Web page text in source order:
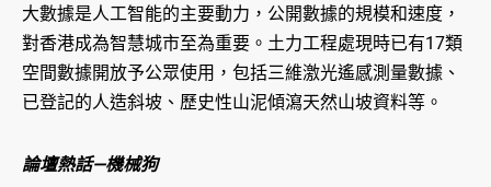
大數據是人工智能的主要動力，公開數據的規模和速度，
對香港成為智慧城市至為重要。土力工程處現時已有17類
空間數據開放予公眾使用，包括三維激光遙感測量數據、
已登記的人造斜坡、歷史性山泥傾瀉天然山坡資料等。
論壇熱話—機械狗